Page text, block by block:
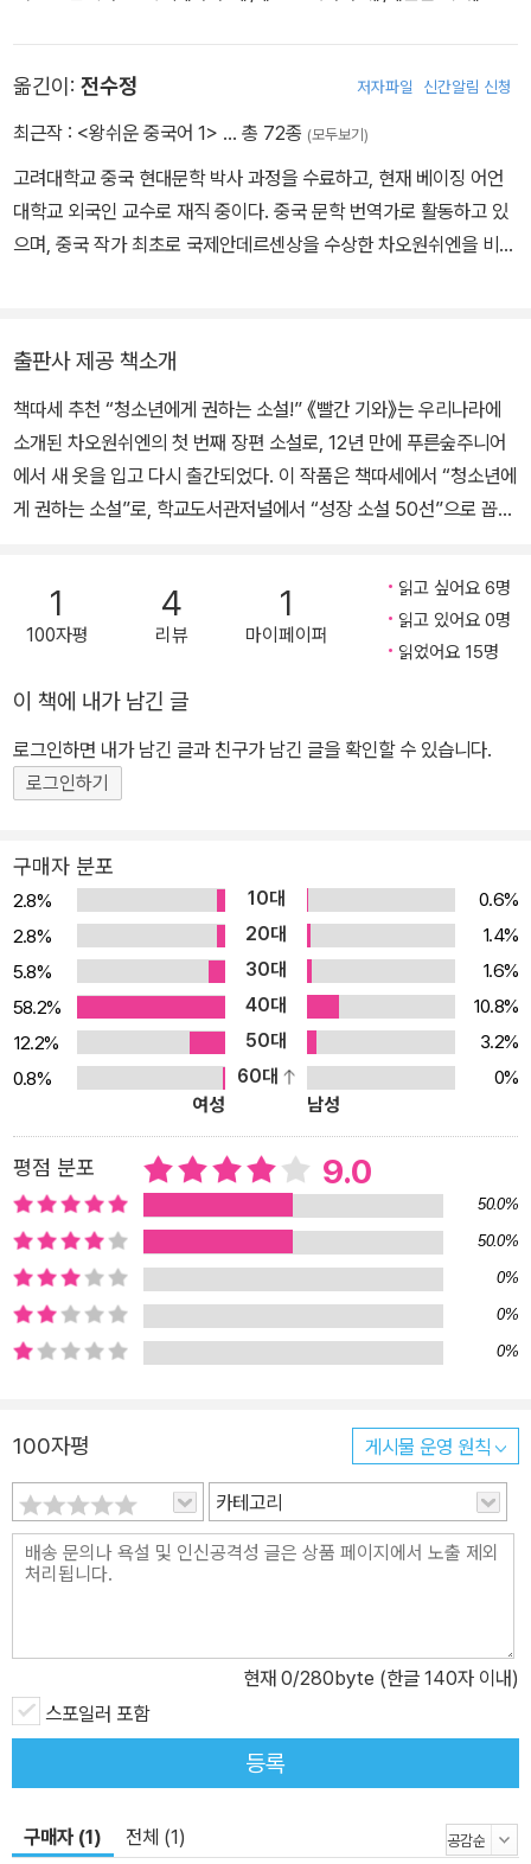
어, 그리스어, 일본어, 스웨덴어, 덴마크어, 포르투갈어, 러시아어, 이
탈리아어 등으로 번역되었습니다. 중국 전국우수아동문학상, 중국출
옮긴이: 전수정 저자파일 신간알림 신청
최근작 : <왕쉬운 중국어 1> … 총 72종 (모두보기)
고려대학교 중국 현대문학 박사 과정을 수료하고, 현재 베이징 어언
대학교 외국인 교수로 재직 중이다. 중국 문학 번역가로 활동하고 있
으며, 중국 작가 최초로 국제안데르센상을 수상한 차오원쉬엔을 비롯
는 개입니까》,《홍분》,《소년은 자란다》,《한 권으로 읽는 중국 7대 고
전》등이 있다.
출판사 제공 책소개
책따세 추천 “청소년에게 권하는 소설!” 《빨간 기와》는 우리나라에
소개된 차오원쉬엔의 첫 번째 장편 소설로, 12년 만에 푸른숲주니어
에서 새 옷을 입고 다시 출간되었다. 이 작품은 책따세에서 “청소년에
게 권하는 소설”로, 학교도서관저널에서 “성장 소설 50선”으로 꼽혔
변기인 문화 대혁명 시절에 빨간 기와 건물의 중학교에서 사춘기를
보낸 소년 소녀들의 이야기이다. 어지럽고 불안정한 시대를 살아가지
만, 자유롭고 유쾌하고 때로는 가슴 뭉클한 그들의 이야기가 수채화
들 사이의 권력 다툼, 맞수와의 경쟁에서 살아남는 법, 여학생에게서
느끼는 풋풋한 첫사랑의 감정, 친구를 위해 몸을 내던지는 용기 등 중
학생들이 겪게 되는 일련의 사건들이 흥미진진하게 펼쳐진다. 이 작
품을 둘러싸고 있는 시대와 배경은 지금과 많이 다르지만, 빨간 기와
그것은 이 작품이 시대와 이념을 넘어 성장하는 아이들에게 꼭 필요
한 것은 보편적인 가치를 담고 있기 때문일 것이다. 어지럽고 불안정
한 시대를 살아도 자유롭고 유쾌한 중학생의 이야기 이 작품의 주인
공이자 화자인 린빙은 주변에 있는 여러 사람들과의 관계를 맺으며
어른이 되어 간다. 그가 만나는 사람들은 가난하거나 결핍되어 있거
나 갈등을 겪고 있지만, 그 속에서도 희망을 품고 꿋꿋하게 살아가는
모습을 보여 준다. 좋지 않은 소문으로 교장 자리에서 물러나 학교를
관리하는 일용직 노동자가 되었지만 여전히 온화하고 따뜻한 ‘왕루안
교장 선생님’, 고독하고 외롭게 자라는 자신의 상황을 할아버지 탓으
로 돌리며 할아버지를 원망하면서도 가슴 깊이 사랑하는 ‘마수이칭’,
어머니에 대한 배신감으로 인생의 바닥까지 추락했다가 다시 제자리
를 찾게 되는 ‘푸사오추안’, 세상의 편견을 넘어 자기 방식대로의 삶을
고수하는 여린 듯 강한 ‘딩황 씨와 딩양 씨’ 등이 그들이다. 린빙은 다
양한 성격과 서로 다른 환경을 가진 이들의 삶을 깊게 들여다보고, 그
들을 이해하게 되면서 점차 성장해 간다. 세상을 바라보는 린빙의 시
선에는 차오원쉬엔 특유의 따스함이 잘 묻어 있다. 그렇기에 그 어지
지 않는다. 한 폭의 수채화를 보는 듯한 섬세한 문장 차오원쉬엔은 아
름다운 감성과 사랑을 풍부하게 드러내는 작가이다. 그의 작품에는
‘글로 그림을 그린다’는 표현이 어울릴 만큼 서정적이고 섬세한 문장
이 가득하다. 영상미가 돋보이는 영화의 한 장면을 보는 듯한 생생한
묘사는 물론이고, 아이들의 복잡하고 미묘한 심리가 일상적인 행동이
박진감으로 손에 땀을 쥐게 하며, 엉뚱한 아이들이 행동에 웃음을 터
뜨리게도 하고, 가슴 찡한 감동으로 마음 한편이 촉촉해지기도 한다.
차오원쉬엔이 펼쳐 놓은 아름다운 글줄기를 따라가다 보면, 가슴속
깊이 울림을 주는 문학의 가치를 재발견하게 된다.
1
100자평
4
리뷰
1
마이페이퍼
읽고 싶어요 6명
읽고 있어요 0명
읽었어요 15명
이 책에 내가 남긴 글
로그인하면 내가 남긴 글과 친구가 남긴 글을 확인할 수 있습니다.
로그인하기
구매자 분포
2.8% 10대
0.6%
2.8%
20대
1.4%
5.8%
30대
1.6%
58.2%
40대
10.8%
12.2%
50대
3.2%
0.8%
60대
0%
여성
남성
평점 분포 9.0
50.0%
50.0%
0%
0%
0%
100자평 게시물 운영 원칙
카테고리
현재 0/280byte (한글 140자 이내)
스포일러 포함
등록
구매자 (1) 전체 (1)